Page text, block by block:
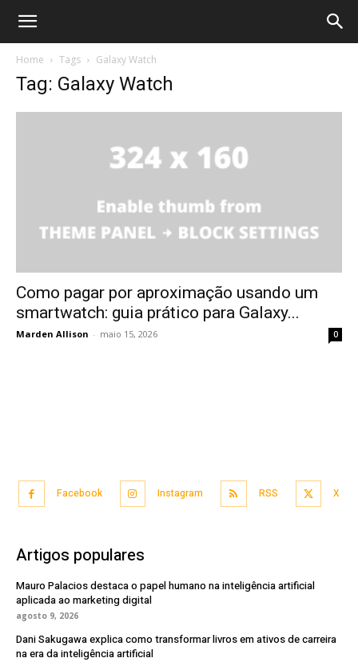
Home Tags Galaxy Watch
Tag: Galaxy Watch
Como pagar por aproximação usando um
smartwatch: guia prático para Galaxy...
Marden Allison - maio 15, 2026 0
Facebook Instagram RSS X
Artigos populares
Mauro Palacios destaca o papel humano na inteligência artificial
aplicada ao marketing digital
agosto 9, 2026
Dani Sakugawa explica como transformar livros em ativos de carreira
na era da inteligência artificial